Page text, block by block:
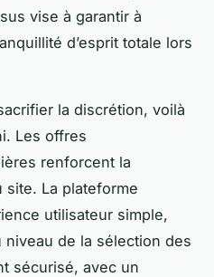
vise à garantir à
d’esprit totale lors
la discrétion, voilà
Les offres
renforcent la
La plateforme
utilisateur simple,
de la sélection des
sécurisé, avec un